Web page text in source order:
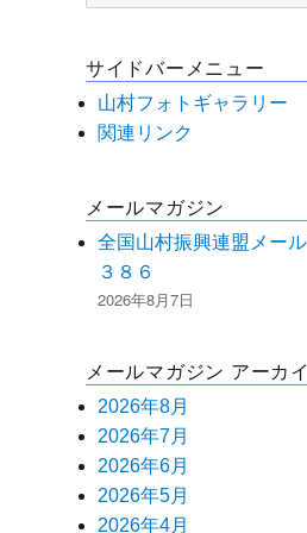
索
象:
サイドバーメニュー
山村フォトギャラリー
関連リンク
メールマガジン
全国山村振興連盟メー
３８６
2026年8月7日
メールマガジン アーカ
2026年8月
2026年7月
2026年6月
2026年5月
2026年4月